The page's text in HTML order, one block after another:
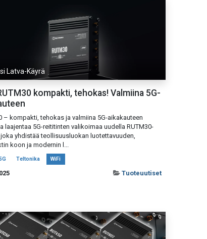
Latva-Käyrä
kompakti, tehokas! Valmiina 5G-
– kompakti, tehokas ja valmiina 5G-aikakauteen
laajentaa 5G-reititinten valikoimaa uudella RUTM30-
yhdistää teollisuusluokan luotettavuuden,
koon ja modernin l...
Teltonika WiFi
Tuoteuutiset